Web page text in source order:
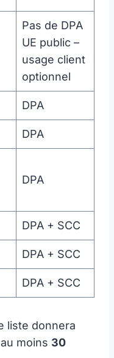
Pas de DPA
UE public –
usage client
optionnel
DPA
DPA
DPA
DPA + SCC
DPA + SCC
DPA + SCC
liste donnera
moins 30